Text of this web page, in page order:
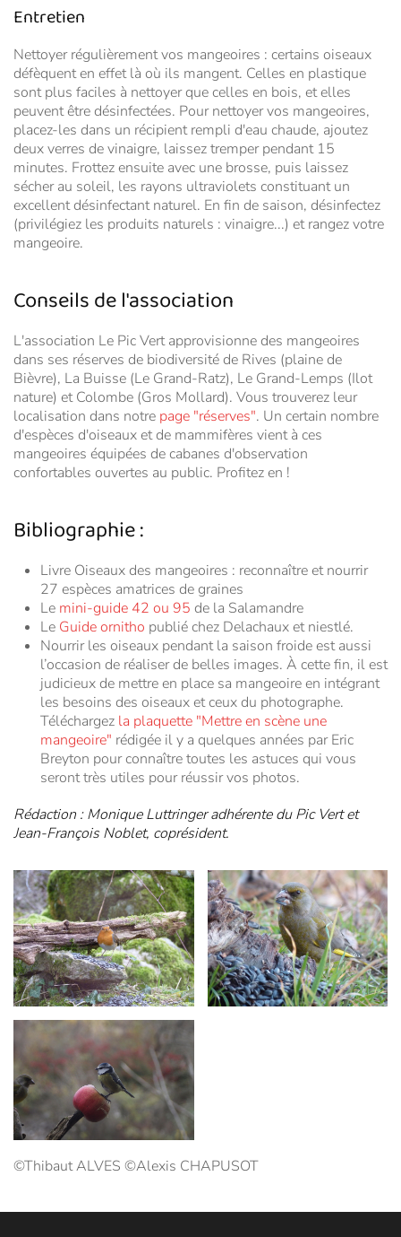
Entretien
Nettoyer régulièrement vos mangeoires : certains oiseaux
défèquent en effet là où ils mangent. Celles en plastique
sont plus faciles à nettoyer que celles en bois, et elles
peuvent être désinfectées. Pour nettoyer vos mangeoires,
placez-les dans un récipient rempli d'eau chaude, ajoutez
deux verres de vinaigre, laissez tremper pendant 15
minutes. Frottez ensuite avec une brosse, puis laissez
sécher au soleil, les rayons ultraviolets constituant un
excellent désinfectant naturel. En fin de saison, désinfectez
(privilégiez les produits naturels : vinaigre...) et rangez votre
mangeoire.
Conseils de l'association
L'association Le Pic Vert approvisionne des mangeoires
dans ses réserves de biodiversité de Rives (plaine de
Bièvre), La Buisse (Le Grand-Ratz), Le Grand-Lemps (Ilot
nature) et Colombe (Gros Mollard). Vous trouverez leur
localisation dans notre page "réserves". Un certain nombre
d'espèces d'oiseaux et de mammifères vient à ces
mangeoires équipées de cabanes d'observation
confortables ouvertes au public. Profitez en !
Bibliographie :
Livre Oiseaux des mangeoires : reconnaître et nourrir
27 espèces amatrices de graines
Le mini-guide 42 ou 95 de la Salamandre
Le Guide ornitho publié chez Delachaux et niestlé.
Nourrir les oiseaux pendant la saison froide est aussi
l’occasion de réaliser de belles images. À cette fin, il est
judicieux de mettre en place sa mangeoire en intégrant
les besoins des oiseaux et ceux du photographe.
Téléchargez la plaquette "Mettre en scène une
mangeoire" rédigée il y a quelques années par Eric
Breyton pour connaître toutes les astuces qui vous
seront très utiles pour réussir vos photos.
Rédaction : Monique Luttringer adhérente du Pic Vert et
Jean-François Noblet, coprésident.
Agrandir Agrandir
Agrandir
©Thibaut ALVES ©Alexis CHAPUSOT